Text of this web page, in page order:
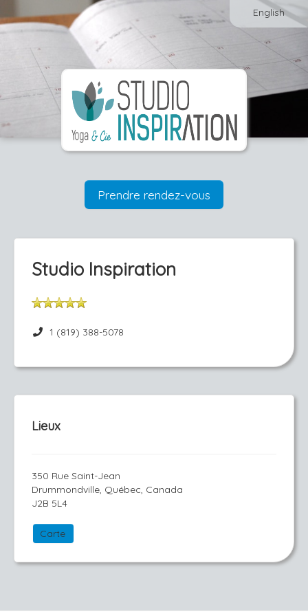
English
Prendre rendez-vous
Studio Inspiration
1 (819) 388-5078
Lieux
350 Rue Saint-Jean
Drummondville, Québec, Canada
J2B 5L4
Carte